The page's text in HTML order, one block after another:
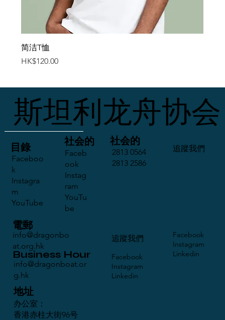
简洁T恤
價格
HK$120.00
電郵
info@dragonbo
at.org.hk
Business Hour
info@dragonboat.or
g.hk
​追蹤我們
Facebook
Instagram
Linkedin
社会的
2813 0564
2813 2586
社会的
Faceb
ook
Instag
ram
YouTu
be
​目錄
Faceboo
k
Instagra
m
YouTube
办公室：
香港赤柱大街96号
地址
斯坦利龙舟协会
​追蹤我們
Facebook
Instagram
Linkedin